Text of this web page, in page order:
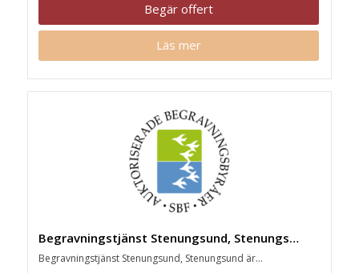
Begär offert
Läs mer
Begravningstjänst Stenungsund, Stenungsund
Begravningstjänst Stenungsund, Stenungsund är...